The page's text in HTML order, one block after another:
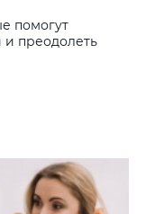
помогут
и преодолеть